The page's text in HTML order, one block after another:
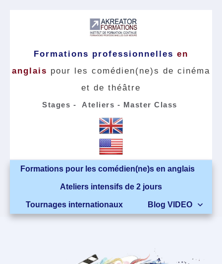
Formations professionnelles en
anglais pour les comédien(ne)s de cinéma
et de théâtre
Stages - Ateliers - Master Class
Formations pour les comédien(ne)s en anglais
Ateliers intensifs de 2 jours
Tournages internationaux Blog VIDEO